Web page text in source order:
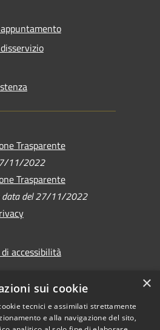
Trasparente
11/2022
Trasparente
data del 27/11/2022
accessibilità
Copyright © 2026 •
×
sui cookie
tecnici e assimilati strettamente
e alla navigazione del sito,